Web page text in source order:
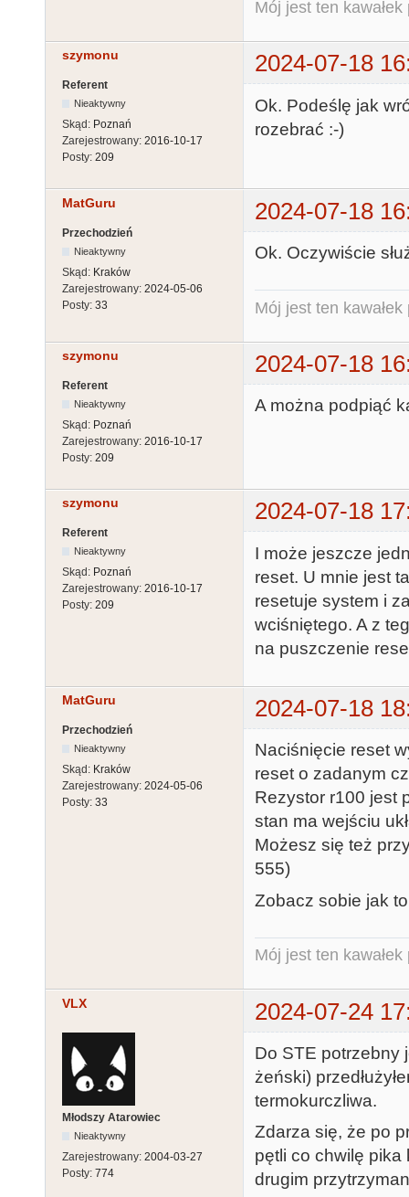
Mój jest ten kawałek
szymonu 2024-07-18
Referent
Nieaktywny
Skąd: Poznań
Zarejestrowany: 2016-10-17
Posty: 209
Ok. Podeślę jak
rozebrać :-)
MatGuru 2024-07-18
Przechodzień
Nieaktywny
Skąd: Kraków
Zarejestrowany: 2024-05-06
Posty: 33
Ok. Oczywiście
Mój jest ten kawałek
szymonu 2024-07-18
Referent
Nieaktywny
Skąd: Poznań
Zarejestrowany: 2016-10-17
Posty: 209
A można podpiąć
szymonu 2024-07-18
Referent
Nieaktywny
Skąd: Poznań
Zarejestrowany: 2016-10-17
Posty: 209
I może jeszcze
reset. U mnie jest
resetuje system i
wciśniętego. A z
na puszczenie
MatGuru 2024-07-18
Przechodzień
Nieaktywny
Skąd: Kraków
Zarejestrowany: 2024-05-06
Posty: 33
Naciśnięcie reset
reset o zadanym
Rezystor r100 jest
stan ma wejściu
Możesz się też
555)
Zobacz sobie jak
Mój jest ten kawałek
VLX 2024-07-24
Młodszy Atarowiec
Nieaktywny
Zarejestrowany: 2004-03-27
Posty: 774
Do STE potrzebny
żeński)
termokurczliwa.
Zdarza się, że po
pętli co chwilę
drugim